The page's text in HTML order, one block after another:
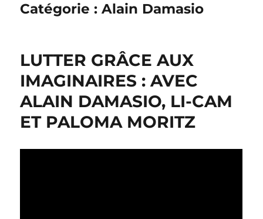
Catégorie :Alain Damasio
LUTTER GRÂCE AUX
IMAGINAIRES : AVEC
ALAIN DAMASIO, LI-CAM
ET PALOMA MORITZ